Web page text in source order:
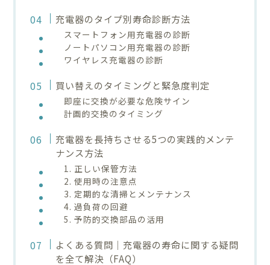
充電器のタイプ別寿命診断方法
スマートフォン用充電器の診断
ノートパソコン用充電器の診断
ワイヤレス充電器の診断
買い替えのタイミングと緊急度判定
即座に交換が必要な危険サイン
計画的交換のタイミング
充電器を長持ちさせる5つの実践的メンテ
ナンス方法
1. 正しい保管方法
2. 使用時の注意点
3. 定期的な清掃とメンテナンス
4. 過負荷の回避
5. 予防的交換部品の活用
よくある質問｜充電器の寿命に関する疑問
を全て解決（FAQ）